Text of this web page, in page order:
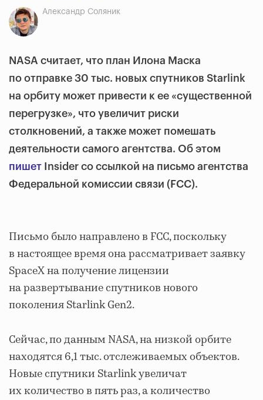
Александр Соляник
NASA считает, что план Илона Маска
по отправке 30 тыс. новых спутников Starlink
на орбиту может привести к ее «существенной
перегрузке», что увеличит риски
столкновений, а также может помешать
деятельности самого агентства. Об этом
пишет Insider со ссылкой на письмо агентства
Федеральной комиссии связи (FCC).
Письмо было направлено в FCC, поскольку
в настоящее время она рассматривает заявку
SpaceX на получение лицензии
на развертывание спутников нового
поколения Starlink Gen2.
Сейчас, по данным NASA, на низкой орбите
находятся 6,1 тыс. отслеживаемых объектов.
Новые спутники Starlink увеличат
их количество в пять раз, а количество